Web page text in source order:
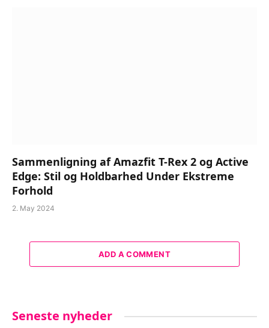
Sammenligning af Amazfit T-Rex 2 og Active
Edge: Stil og Holdbarhed Under Ekstreme
Forhold
2. May 2024
ADD A COMMENT
Seneste nyheder